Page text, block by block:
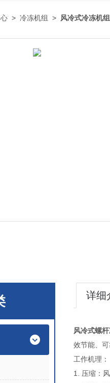
> 冷冻机组 > 风冷式冷冻机组
详细
风冷式螺
效节能、
工作机理：
1. 压缩：